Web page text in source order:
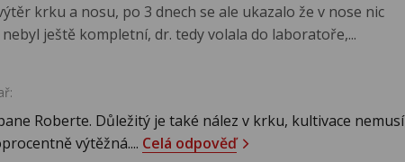
krku a nosu, po 3 dnech se ale ukazalo že v nose nic
ještě kompletní, dr. tedy volala do laboratoře,...
Roberte. Důležitý je také nález v krku, kultivace nemusí
výtěžná.... Celá odpověď